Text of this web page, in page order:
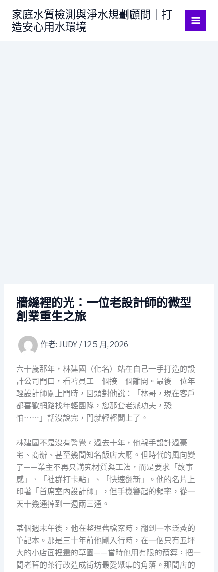
家庭水質檢測與淨水規劃顧問｜打
造安心用水環境
牆縫裡的光：一位老設計師的微型
創業重生之旅
作者: JUDY /12 5 月, 2026
六十歲那年，林建國（化名）站在自己一手打造的設
計公司門口，看著員工一個接一個離開。最後一位年
輕設計師關上門時，回頭對他說：「林哥，現在客戶
都喜歡網路找年輕團隊，您那套老派功夫，恐
怕⋯⋯」話沒說完，門就輕輕闔上了。
林建國不是沒有警覺。過去十年，他親手設計過豪
宅、商辦、甚至幾間知名飯店大廳。但時代的風向變
了——業主不再只講究材質與工法，而是要求「故事
感」、「社群打卡點」、「快速翻新」。他的名片上
印著「首席室內設計師」，但手機響起的頻率，從一
天十幾通掉到一週兩三通。
某個週末午後，他在整理舊檔案時，翻到一本泛黃的
筆記本。那是三十年前他剛入行時，在一個只有五坪
大的小店面裡畫的草圖——當時他用有限的預算，把一
間老舊的茶行改造成街坊最愛聚集的角落。那間店的